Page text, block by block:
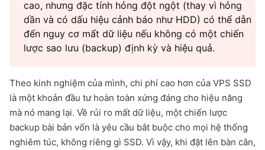
cao, nhưng đặc tính hỏng đột ngột (thay vì hỏng
dần và có dấu hiệu cảnh báo như HDD) có thể dẫn
đến nguy cơ mất dữ liệu nếu không có một chiến
lược sao lưu (backup) định kỳ và hiệu quả.
Theo kinh nghiệm của mình, chi phí cao hơn của VPS SSD
là một khoản đầu tư hoàn toàn xứng đáng cho hiệu năng
mà nó mang lại. Về rủi ro mất dữ liệu, một chiến lược
backup bài bản vốn là yêu cầu bắt buộc cho mọi hệ thống
nghiêm túc, không riêng gì SSD. Vì vậy, khi đặt lên bàn cân,